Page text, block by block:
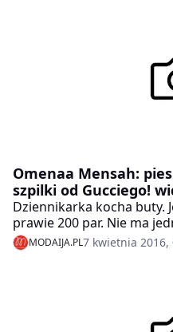
Omenaa Mensah:
szpilki od Gucciego!
Dziennikarka kocha buty.
prawie 200 par. Nie ma
pozbywaniem się
Wyjątkiem były nowe
MODAIJA.PL7 kwietnia 2016,